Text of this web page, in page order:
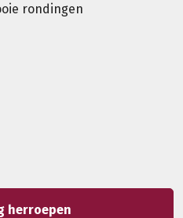
rondingen
herroepen